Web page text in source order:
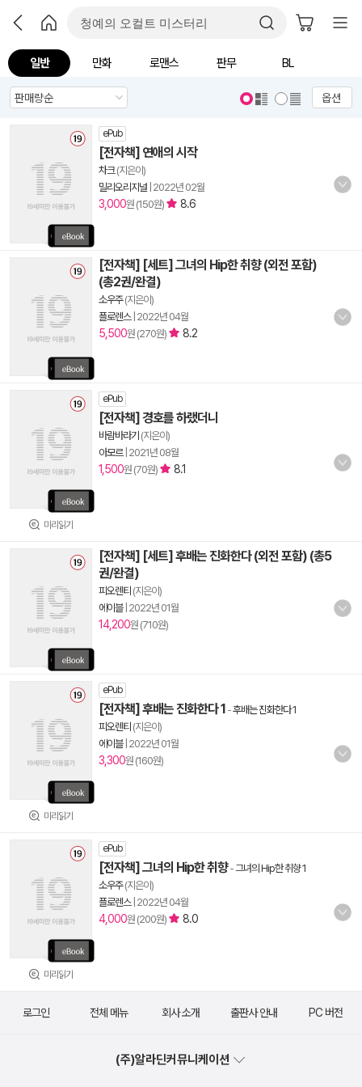
일반 만화 로맨스 판무 BL
옵션
ePub
[전자책] 연애의 시작
차크(지은이)
밀리오리지널 2022년 02월
3,000원 (150원) 8.6
[전자책] [세트] 그녀의 Hip한 취향 (외전 포함)
(총2권/완결)
소우주(지은이)
플로렌스| 2022년 04월
5,500원 (270원) 8.2
미리읽기
ePub
[전자책] 경호를 하랬더니
바람바라기 (지은이)
아모르| 2021년 08월
1,500원 (70원) 8.1
[전자책] [세트] 후배는 진화한다 (외전 포함) (총5
권/완결)
피오렌티 (지은이)
에이블| 2022년 01월
14,200원 (710원)
미리읽기
ePub
[전자책] 후배는 진화한다 1 -후배는 진화한다 1
피오렌티 (지은이)
에이블| 2022년 01월
3,300원 (160원)
미리읽기
ePub
[전자책] 그녀의 Hip한 취향-그녀의 Hip한 취향 1
소우주(지은이)
플로렌스| 2022년 04월
4,000원 (200원) 8.0
로그인 전체 메뉴 회사 소개 출판사 안내 PC 버전
(주)알라딘커뮤니케이션